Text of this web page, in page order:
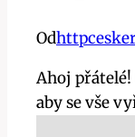
Od
Ahoj
aby se vše